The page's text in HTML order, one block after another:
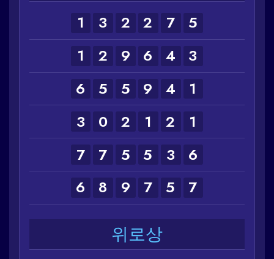
1 3 2 2 7
5
1
2 9 6 4
3
6
5 5 9 4
1
3
0 2 1 2
1
7
7 5 5 3
6
6
8 9 7 5 7
위로상